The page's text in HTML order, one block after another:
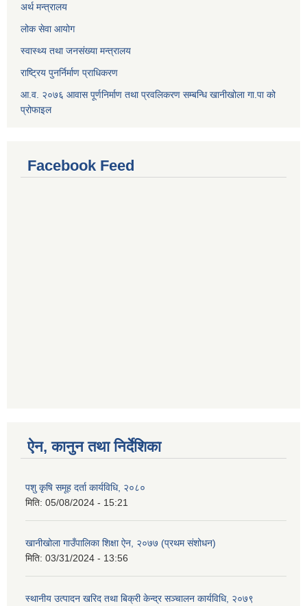
अर्थ मन्त्रालय
लोक सेवा आयोग
स्वास्थ्य तथा जनसंख्या मन्त्रालय
राष्ट्रिय पुनर्निर्माण प्राधिकरण
आ.व. २०७६ आवास पूर्णनिर्माण तथा प्रवलिकरण सम्बन्धि खानीखोला गा.पा को
प्रोफाइल
Facebook Feed
ऐन, कानुन तथा निर्देशिका
पशु कृषि समूह दर्ता कार्यविधि, २०८०
मिति: 05/08/2024 - 15:21
खानीखोला गाउँपालिका शिक्षा ऐन, २०७७ (प्रथम संशोधन)
मिति: 03/31/2024 - 13:56
स्थानीय उत्पादन खरिद तथा बिक्री केन्द्र सञ्चालन कार्यविधि, २०७९